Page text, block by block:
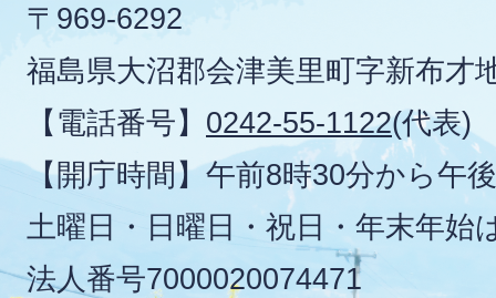
〒969-6292
福島県大沼郡会津美里町字新布才
【電話番号】 0242-55-1122(代表)
【開庁時間】午前8時30分から午
土曜日・日曜日・祝日・年末年始
法人番号7000020074471